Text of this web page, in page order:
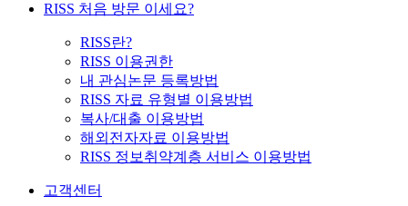
RISS 처음 방문 이세요?
RISS란?
RISS 이용권한
내 관심논문 등록방법
RISS 자료 유형별 이용방법
복사/대출 이용방법
해외전자자료 이용방법
RISS 정보취약계층 서비스 이용방법
고객센터